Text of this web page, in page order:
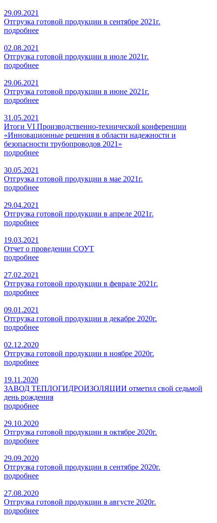
29.09.2021
Отгрузка готовой продукции в сентябре 2021г.
подробнее
02.08.2021
Отгрузка готовой продукции в июле 2021г.
подробнее
29.06.2021
Отгрузка готовой продукции в июне 2021г.
подробнее
31.05.2021
Итоги VI Производственно-технической конференции
«Инновационные решения в области надежности и
безопасности трубопроводов 2021»
подробнее
30.05.2021
Отгрузка готовой продукции в мае 2021г.
подробнее
29.04.2021
Отгрузка готовой продукции в апреле 2021г.
подробнее
19.03.2021
Отчет о проведении СОУТ
подробнее
27.02.2021
Отгрузка готовой продукции в феврале 2021г.
подробнее
09.01.2021
Отгрузка готовой продукции в декабре 2020г.
подробнее
02.12.2020
Отгрузка готовой продукции в ноябре 2020г.
подробнее
19.11.2020
ЗАВОД ТЕПЛОГИДРОИЗОЛЯЦИИ отметил свой седьмой
день рождения
подробнее
29.10.2020
Отгрузка готовой продукции в октябре 2020г.
подробнее
29.09.2020
Отгрузка готовой продукции в сентябре 2020г.
подробнее
27.08.2020
Отгрузка готовой продукции в августе 2020г.
подробнее